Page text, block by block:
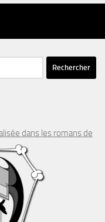
dans les romans de